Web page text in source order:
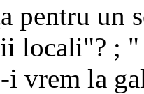
pentru un
locali"? ; "
vrem la